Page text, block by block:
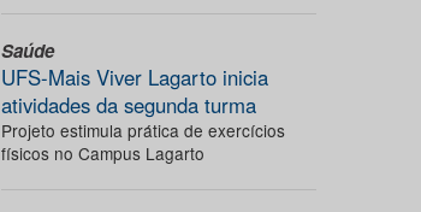
Saúde
UFS-Mais Viver Lagarto inicia
atividades da segunda turma
Projeto estimula prática de exercícios
físicos no Campus Lagarto